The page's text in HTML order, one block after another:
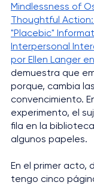
Mindlessness of
Thoughtful
"Placebic"
Interpersonal
por Ellen Langer
demuestra que
porque, cambia
convencimiento.
experimento, el
fila en la
algunos papeles.
En el primer acto,
tengo cinco